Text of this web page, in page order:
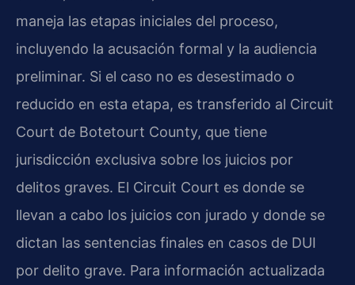
maneja las etapas iniciales del proceso,
incluyendo la acusación formal y la audiencia
preliminar. Si el caso no es desestimado o
reducido en esta etapa, es transferido al Circuit
Court de Botetourt County, que tiene
jurisdicción exclusiva sobre los juicios por
delitos graves. El Circuit Court es donde se
llevan a cabo los juicios con jurado y donde se
dictan las sentencias finales en casos de DUI
por delito grave. Para información actualizada